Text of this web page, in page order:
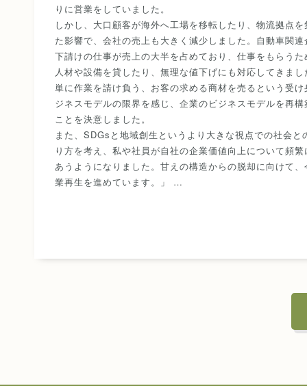
りに営業をしていました。
しかし、大口顧客が海外へ工場を移転したり、物流拠点
た影響で、会社の売上も大きく減少しました。自動車関連
下請けの仕事が売上の大半を占めており、仕事をもらうた
人材や設備を貸したり、無理な値下げにも対応してきま
単に作業を請け負う、お客の求める商材を売るという受け
ジネスモデルの限界を感じ、企業のビジネスモデルを再構
ことを決意しました。
また、SDGsと地域創生というより大きな視点での社会と
り方を考え、私や社員が自社の企業価値向上について頻
あうようになりました。甘えの構造からの脱却に向けて、
業再生を進めています。」 …